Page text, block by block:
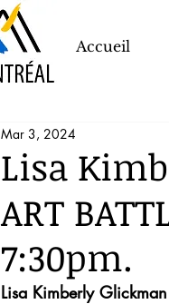
Accueil
Lisa
ART
7:30pm.
Mar 3, 2024
Lisa Kimberly Glickman